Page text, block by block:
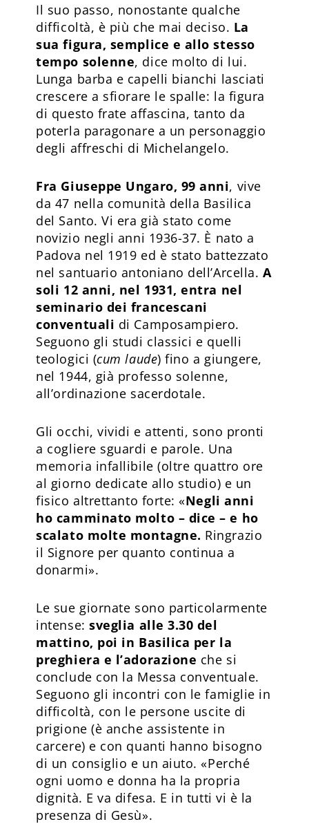
Il suo passo, nonostante qualche
difficoltà, è più che mai deciso. La
sua figura, semplice e allo stesso
tempo solenne, dice molto di lui.
Lunga barba e capelli bianchi lasciati
crescere a sfiorare le spalle: la figura
di questo frate affascina, tanto da
poterla paragonare a un personaggio
degli affreschi di Michelangelo.
Fra Giuseppe Ungaro, 99 anni, vive
da 47 nella comunità della Basilica
del Santo. Vi era già stato come
novizio negli anni 1936-37. È nato a
Padova nel 1919 ed è stato battezzato
nel santuario antoniano dell’Arcella. A
soli 12 anni, nel 1931, entra nel
seminario dei francescani
conventuali di Camposampiero.
Seguono gli studi classici e quelli
teologici (cum laude) fino a giungere,
nel 1944, già professo solenne,
all’ordinazione sacerdotale.
Gli occhi, vividi e attenti, sono pronti
a cogliere sguardi e parole. Una
memoria infallibile (oltre quattro ore
al giorno dedicate allo studio) e un
fisico altrettanto forte: «Negli anni
ho camminato molto – dice – e ho
scalato molte montagne. Ringrazio
il Signore per quanto continua a
donarmi».
Le sue giornate sono particolarmente
intense:sveglia alle 3.30 del
mattino, poi in Basilica per la
preghiera e l’adorazione che si
conclude con la Messa conventuale.
Seguono gli incontri con le famiglie in
difficoltà, con le persone uscite di
prigione (è anche assistente in
carcere) e con quanti hanno bisogno
di un consiglio e un aiuto. «Perché
ogni uomo e donna ha la propria
dignità. E va difesa. E in tutti vi è la
presenza di Gesù».